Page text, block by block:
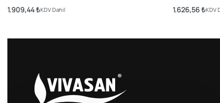
1.909,44₺KDV Dahil 1.626,56₺KDV